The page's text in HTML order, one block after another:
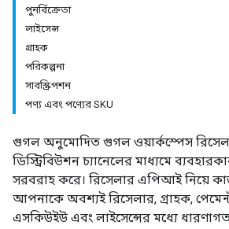
পুনর্বিক্রেতা
লাইসেন্স
গ্রাহক
পরিকল্পনা
সাবস্ক্রিপশন
পণ্য এবং পণ্যের SKU
গুগল অনুমোদিত গুগল ওয়ার্কস্পেস
ডিস্ট্রিবিউশন চ্যানেলের মাধ্যমে
সরবরাহ করে। রিসেলার এপিআই নিয়ে
আপনাকে অবশ্যই রিসেলার, গ্রাহক, পেমেন্ট
এসকিউইউ এবং লাইসেন্সের মধ্যে